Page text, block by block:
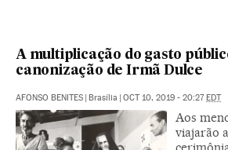
A multiplicação do gasto
canonização de Irmã Dulce
AFONSO BENITES Brasília OCT 10, 2019 - 20:27 EDT
Aos
viajarão